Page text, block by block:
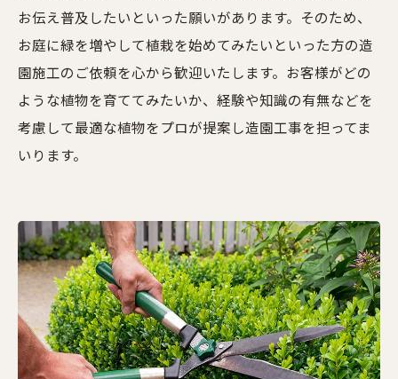
お伝え普及したいといった願いがあります。そのため、
お庭に緑を増やして植栽を始めてみたいといった方の造
園施工のご依頼を心から歓迎いたします。お客様がどの
ような植物を育ててみたいか、経験や知識の有無などを
考慮して最適な植物をプロが提案し造園工事を担ってま
いります。